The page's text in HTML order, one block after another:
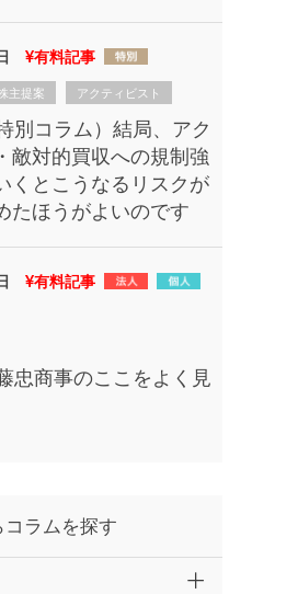
有料記事
主提案 アクティビスト
別コラム）結局、アク
敵対的買収への規制強
くとこうなるリスクが
たほうがよいのです
有料記事
忠商事のここをよく見
ラムを探す